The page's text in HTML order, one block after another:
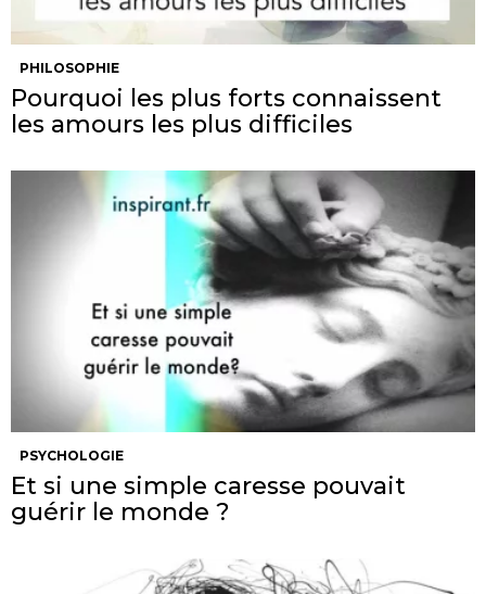
PHILOSOPHIE
Pourquoi les plus forts connaissent
les amours les plus difficiles
PSYCHOLOGIE
Et si une simple caresse pouvait
guérir le monde ?